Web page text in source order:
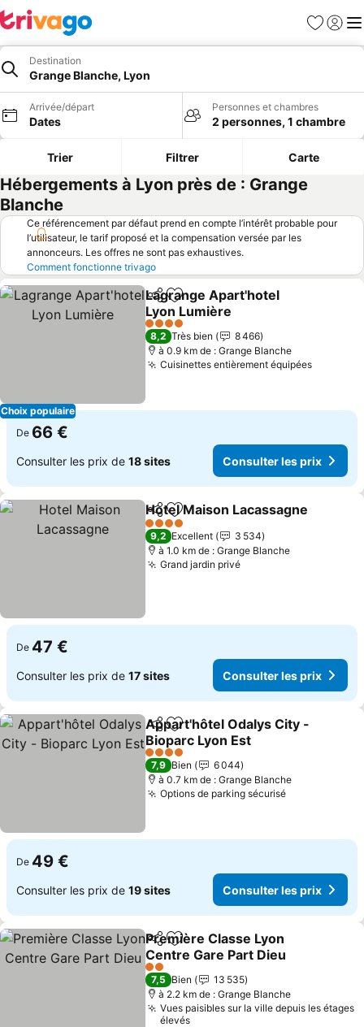
Favoris
Se
Destination
Grange Blanche, Lyon
Arrivée/départ
Dates
Personnes et chambres
2 personnes, 1 chambre
Trier Filtrer Carte
Hébergements à Lyon près de : Grange
Blanche
Ce référencement par défaut prend en compte l’intérêt probable pour
l’utilisateur, le tarif proposé et la compensation versée par les
annonceurs. Les offres ne sont pas exhaustives.
Comment fonctionne trivago
Choix populaire
PartagerAjouter à mes favoris
Lagrange Apart'hotel
Lyon Lumière
Consulter les prix
4 Étoiles
8,2 Très bien
8 466
à 0.9 km de : Grange Blanche
Cuisinettes entièrement équipées
De 66 €
Consulter les prix de 18 sites Consulter les prix
PartagerAjouter à mes favoris
Hotel Maison Lacassagne
4 Étoiles
9,2 Excellent
3 534
à 1.0 km de : Grange Blanche
Grand jardin privéConsulter les prix
De 47 €
Consulter les prix de 17 sites Consulter les prix
PartagerAjouter à mes favoris
Appart'hôtel Odalys City -
Bioparc Lyon Est
Consulter les prix
4 Étoiles
7,9 Bien
6 044
à 0.7 km de : Grange Blanche
Options de parking sécuriséConsulter
De 49 €
Consulter les prix de 19 sites Consulter les prix
PartagerAjouter à mes favoris
Première Classe Lyon
Centre Gare Part Dieu
Consulter les prix
2 Étoiles
7,5 Bien
13 535
à 2.2 km de : Grange Blanche
Vues paisibles sur la ville depuis les étages
élevés